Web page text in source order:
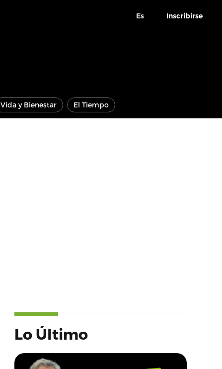
Es Inscribirse
Vida y Bienestar El Tiempo
Lo Último